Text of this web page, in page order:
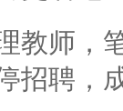
教师，
招聘，